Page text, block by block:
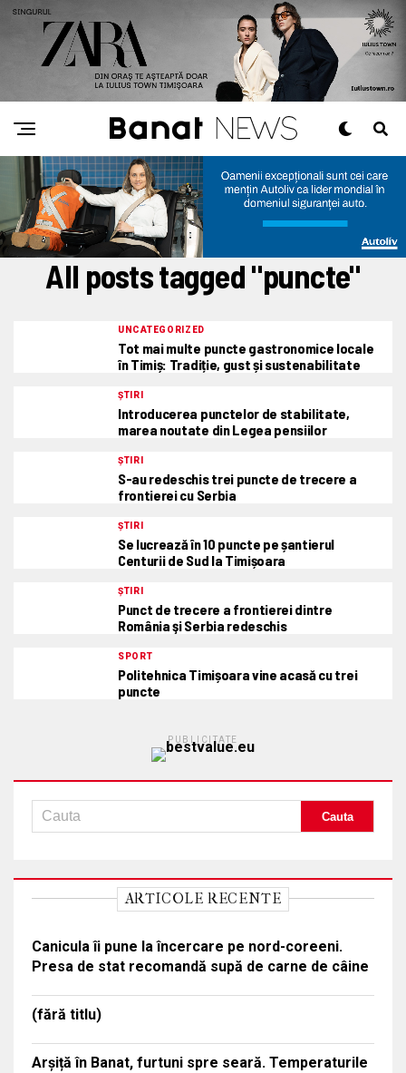
All posts tagged "puncte"
UNCATEGORIZED
Tot mai multe puncte gastronomice locale
în Timiș: Tradiție, gust și sustenabilitate
ȘTIRI
Introducerea punctelor de stabilitate,
marea noutate din Legea pensiilor
ȘTIRI
S-au redeschis trei puncte de trecere a
frontierei cu Serbia
ȘTIRI
Se lucrează în 10 puncte pe șantierul
Centurii de Sud la Timișoara
ȘTIRI
Punct de trecere a frontierei dintre
România şi Serbia redeschis
SPORT
Politehnica Timișoara vine acasă cu trei
puncte
PUBLICITATE
ARTICOLE RECENTE
Canicula îi pune la încercare pe nord-coreeni.
Presa de stat recomandă supă de carne de câine
(fără titlu)
Arșiță în Banat, furtuni spre seară. Temperaturile